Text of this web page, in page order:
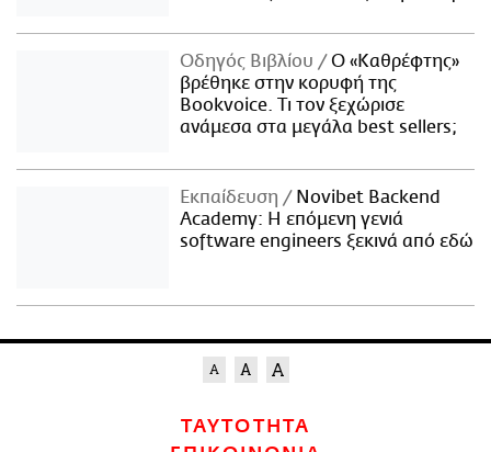
Οδηγός Βιβλίου
Ο «Καθρέφτης»
βρέθηκε στην κορυφή της
Bookvoice. Τι τον ξεχώρισε
ανάμεσα στα μεγάλα best sellers;
Εκπαίδευση
Novibet Backend
Academy: Η επόμενη γενιά
software engineers ξεκινά από εδώ
ΤΑΥΤΟΤΗΤΑ